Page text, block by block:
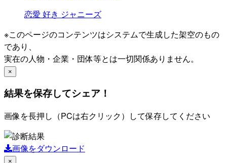
恋愛 好き ジャニーズ
※このページのコンテンツはシステムで生成した架空のもの
であり、
実在の人物・企業・団体等とは一切関係ありません。
×
結果を保存してシェア！
画像を長押し（PCは右クリック）して保存してください
画像をダウンロード
×